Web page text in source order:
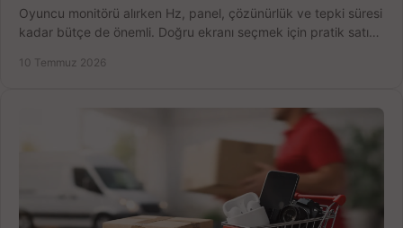
Oyuncu monitörü alırken Hz, panel, çözünürlük ve tepki süresi
kadar bütçe de önemli. Doğru ekranı seçmek için pratik satın
10 Temmuz 2026